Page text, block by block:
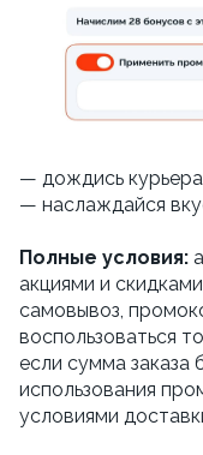
— дождись курьера
— наслаждайся
Полные условия:
акциями и
самовывоз,
воспользоваться
если сумма заказа
использования
условиями